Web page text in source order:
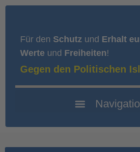
Für den Schutz und Erhalt
Werte und Freiheiten!
Gegen den Politischen